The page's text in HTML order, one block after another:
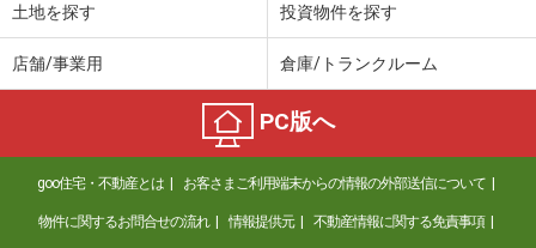
土地を探す 投資物件を探す
店舗/事業用 倉庫/トランクルーム
PC版へ
goo住宅・不動産とは お客さまご利用端末からの情報の外部送信について
物件に関するお問合せの流れ 情報提供元 不動産情報に関する免責事項